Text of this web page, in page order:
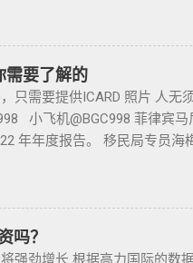
到手里，保险单也要问清楚在
号和临时车牌的车牌号不是
一般是2-三把，2把自动1把
应该有两份合同、一份保险
车里备用 ； 想了解更多最新
实体公司，客户 隐私保护
为申请者提供了极大的便利
SIRV（投资移民签证）。需
提供了一个额外的永居身份
原有国籍与原有权益不会
）是菲律宾退休
条件一般分为两种：现金存
一家三口存款2万美元，多一
（3）申请若是想放弃该身
料做初审，后转款两万美金
需要了解的
只需要提供ICARD 照片 人
小飞机@BGC998 菲律宾
年年度报告。 移民局专员海
都可能导致罚款、取消签证
上
，并为大量申请人保留远程
）提醒，在 60 天期限内
吗？
强劲增长 根据高力国际的数